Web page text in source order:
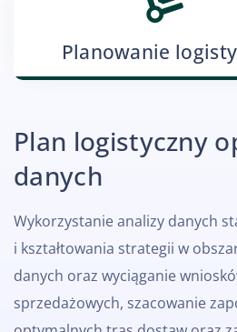
Planowanie
Plan logistyczny
danych
Wykorzystanie analizy danych
i kształtowania strategii w
danych oraz wyciąganie
sprzedażowych, szacowanie